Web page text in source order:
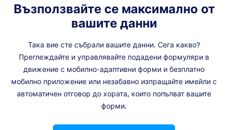
Възползвайте се максимално от
вашите данни
Така вие сте събрали вашите данни. Сега какво?
Преглеждайте и управлявайте подадени формуляри в
движение с мобилно-адаптивни форми и безплатно
мобилно приложение или незабавно изпращайте имейли с
автоматичен отговор до хората, които попълват вашите
форми.